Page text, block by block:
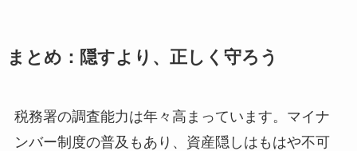
まとめ：隠すより、正しく守ろう
税務署の調査能力は年々高まっています。マイナ
ンバー制度の普及もあり、資産隠しはもはや不可